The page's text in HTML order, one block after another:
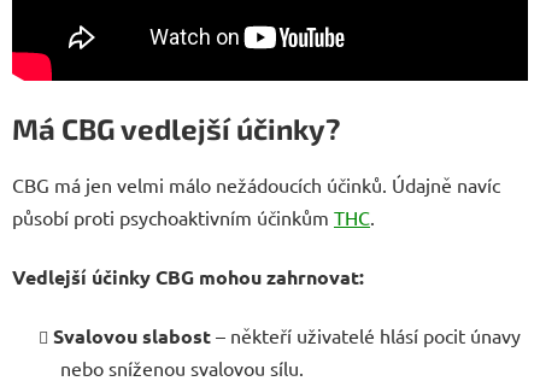
Má CBG vedlejší účinky?
CBG má jen velmi málo nežádoucích účinků. Údajně navíc
působí proti psychoaktivním účinkům THC
Vedlejší účinky CBG mohou zahrnovat:
Svalovou slabost – někteří uživatelé hlásí pocit únavy
nebo sníženou svalovou sílu.